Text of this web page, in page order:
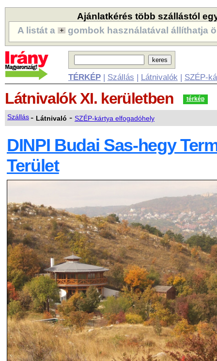
Ajánlatkérés több szállástól
A listát a
gombok használatával állíthatja
TÉRKÉP| Szállás | Látnivalók | SZÉP-
Látnivalók XI. kerületben térkép
Szállás- Látnivaló - SZÉP-kártya elfogadóhely
DINPI Budai Sas-hegy
Terület